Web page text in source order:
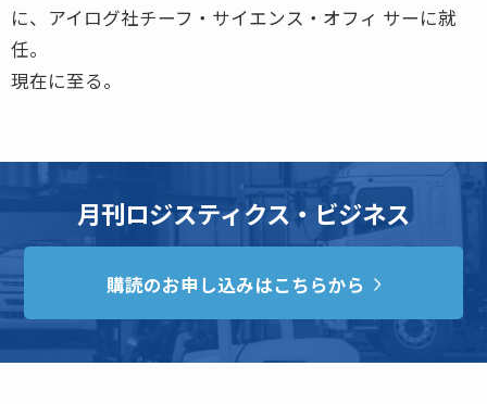
に、アイログ社チーフ・サイエンス・オフィ サーに就
任。
現在に至る。
月刊ロジスティクス・ビジネス
購読のお申し込みはこちらから